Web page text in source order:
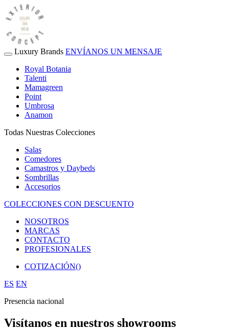
Luxury Brands ENVÍANOS UN MENSAJE
Royal Botania
Talenti
Mamagreen
Point
Umbrosa
Anamon
Todas Nuestras Colecciones
Salas
Comedores
Camastros y Daybeds
Sombrillas
Accesorios
COLECCIONES CON DESCUENTO
NOSOTROS
MARCAS
CONTACTO
PROFESIONALES
COTIZACIÓN()
ES EN
Presencia nacional
Visítanos en nuestros showrooms